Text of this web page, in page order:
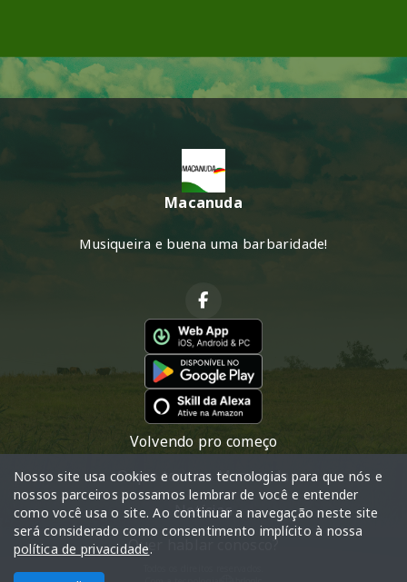
Macanuda
Musiqueira e buena uma barbaridade!
Volvendo pro começo
O que toca na Macanuda
Notícias
Quer hablar conosco?
Nosso site usa cookies e outras tecnologias para que nós e
nossos parceiros possamos lembrar de você e entender
como você usa o site. Ao continuar a navegação neste site
será considerado como consentimento implícito à nossa
política de privacidade.